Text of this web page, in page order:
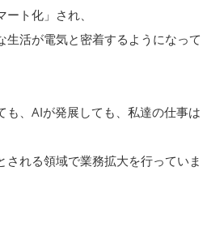
ト化」され、
生活が電気と密着するようになって
も、AIが発展しても、私達の仕事は
される領域で業務拡大を行っていま